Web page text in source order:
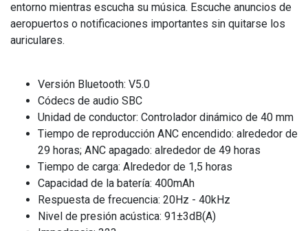
entorno mientras escucha su música. Escuche anuncios de
aeropuertos o notificaciones importantes sin quitarse los
auriculares.
Versión Bluetooth: V5.0
Códecs de audio SBC
Unidad de conductor: Controlador dinámico de 40 mm
Tiempo de reproducción ANC encendido: alrededor de
29 horas; ANC apagado: alrededor de 49 horas
Tiempo de carga: Alrededor de 1,5 horas
Capacidad de la batería: 400mAh
Respuesta de frecuencia: 20Hz - 40kHz
Nivel de presión acústica: 91±3dB(A)